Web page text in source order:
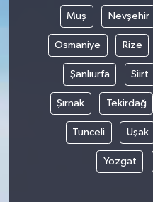
Muş Nevşehir
Osmaniye Rize
Şanlıurfa Siirt
Şırnak Tekirdağ
Tunceli Uşak
Yozgat